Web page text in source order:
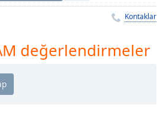
Kontaklar
değerlendirmeler